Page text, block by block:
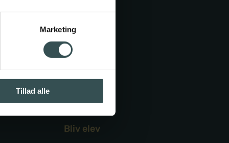
Marketing
Tillad alle
Bliv elev